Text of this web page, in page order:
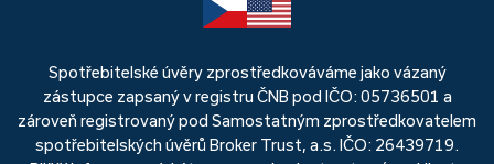
Spotřebitelské úvěry zprostředkováváme jako vázaný
zástupce zapsaný v registru ČNB pod IČO: 05736501 a
zároveň registrovaný pod Samostatným zprostředkovatelem
spotřebitelských úvěrů Broker Trust, a.s. IČO: 26439719.